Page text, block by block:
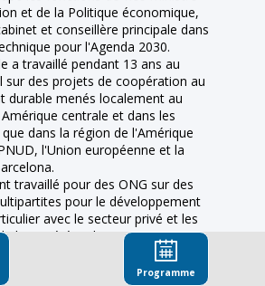
et de la Politique économique,
et conseillère principale dans
pour l'Agenda 2030.
a travaillé pendant 13 ans au
sur des projets de coopération au
durable menés localement au
centrale et dans les
dans la région de l'Amérique
l'Union européenne et la
travaillé pour des ONG sur des
pour le développement
avec le secteur privé et les
la société civile.
la double nationalité espagnole et
est titulaire d'une licence en
Programme